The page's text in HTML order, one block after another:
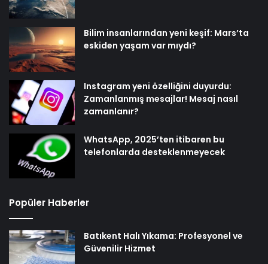
Bilim insanlarından yeni keşif: Mars’ta
eskiden yaşam var mıydı?
Instagram yeni özelliğini duyurdu:
Zamanlanmış mesajlar! Mesaj nasıl
zamanlanır?
WhatsApp, 2025’ten itibaren bu
telefonlarda desteklenmeyecek
Popüler Haberler
Batıkent Halı Yıkama: Profesyonel ve
Güvenilir Hizmet